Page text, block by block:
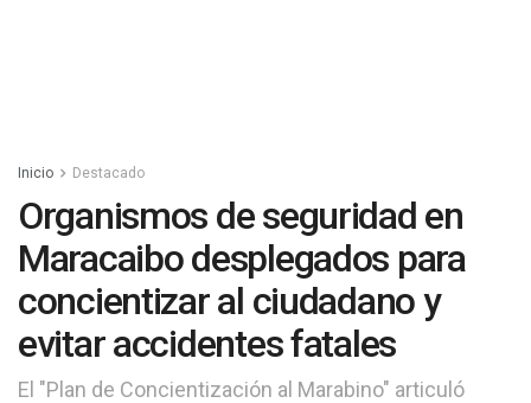
Inicio Destacado
Organismos de seguridad en
Maracaibo desplegados para
concientizar al ciudadano y
evitar accidentes fatales
El "Plan de Concientización al Marabino" articuló